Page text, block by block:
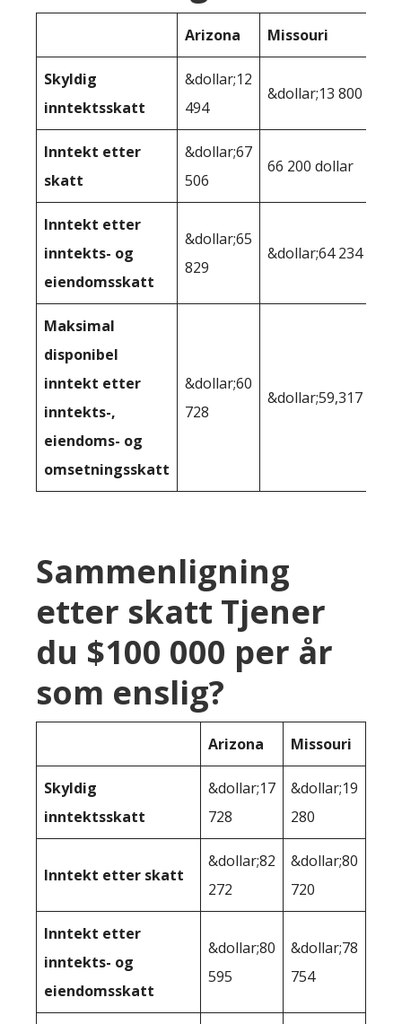
Arizona Missouri
Skyldig
inntektsskatt
&dollar;12
494
&dollar;13 800
Inntekt etter
skatt
&dollar;67
506
66 200 dollar
Inntekt etter
inntekts- og
eiendomsskatt
&dollar;65
829
&dollar;64 234
Maksimal
disponibel
inntekt etter
inntekts-,
eiendoms- og
omsetningsskatt
&dollar;60
728
&dollar;59,317
Sammenligning
etter skatt Tjener
du $100 000 per år
som enslig?
Arizona Missouri
Skyldig
inntektsskatt
&dollar;17
728
&dollar;19
280
Inntekt etter skatt
&dollar;82
272
&dollar;80
720
Inntekt etter
inntekts- og
eiendomsskatt
&dollar;80
595
&dollar;78
754